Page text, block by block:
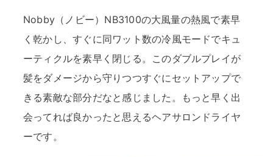
Nobby（ノビー）NB3100の大風量の熱風で素早
く乾かし、すぐに同ワット数の冷風モードでキュ
ーティクルを素早く閉じる。このダブルプレイが
髪をダメージから守りつつすぐにセットアップで
きる素敵な部分だなと感じました。もっと早く出
会ってれば良かったと思えるヘアサロンドライヤ
ーです。